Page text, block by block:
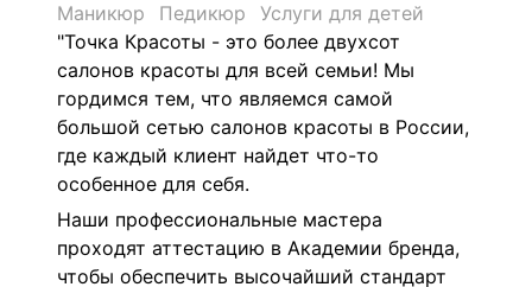
Маникюр
Педикюр
Услуги для детей
"Точка Красоты - это более двухсот
салонов красоты для всей семьи! Мы
гордимся тем, что являемся самой
большой сетью салонов красоты в России,
где каждый клиент найдет что-то
особенное для себя.
Наши профессиональные мастера
проходят аттестацию в Академии бренда,
чтобы обеспечить высочайший стандарт